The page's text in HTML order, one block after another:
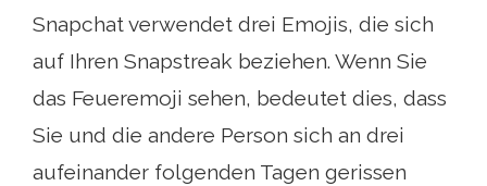
Snapchat verwendet drei Emojis, die sich
auf Ihren Snapstreak beziehen. Wenn Sie
das Feueremoji sehen, bedeutet dies, dass
Sie und die andere Person sich an drei
aufeinander folgenden Tagen gerissen